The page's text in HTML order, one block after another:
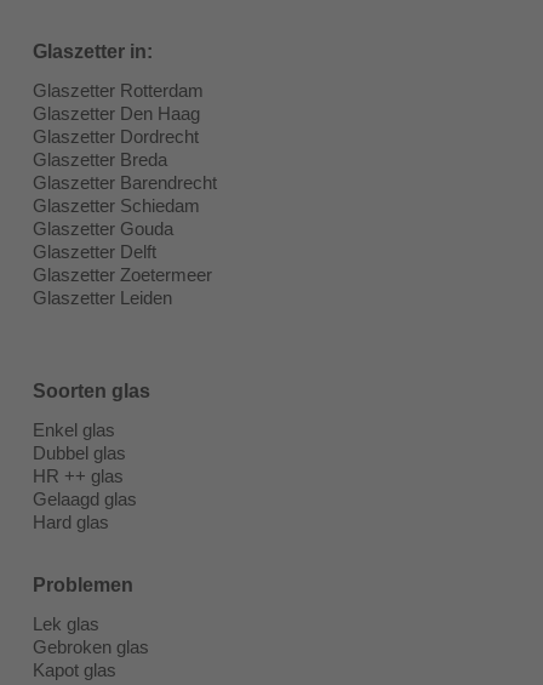
Glaszetter in:
Glaszetter Rotterdam
Glaszetter Den Haag
Glaszetter Dordrecht
Glaszetter Breda
Glaszetter Barendrecht
Glaszetter Schiedam
Glaszetter Gouda
Glaszetter Delft
Glaszetter Zoetermeer
Glaszetter Leiden
Soorten glas
Enkel glas
Dubbel glas
HR ++ glas
Gelaagd glas
Hard glas
Problemen
Lek glas
Gebroken glas
Kapot glas